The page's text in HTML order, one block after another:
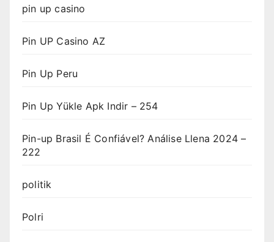
pin up casino
Pin UP Casino AZ
Pin Up Peru
Pin Up Yükle Apk Indir – 254
Pin-up Brasil É Confiável? Análise Llena 2024 –
222
politik
Polri